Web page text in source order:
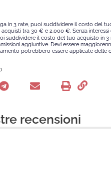
in 3 rate, puoi suddividere il costo del
tra 30 € e 2.000 €. Senza interessi
suddividere il costo del tuo acquisto in
aggiuntive. Devi essere
potrebbero essere applicate delle
recensioni